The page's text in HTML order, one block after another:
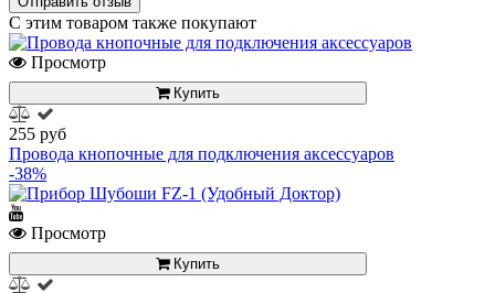
С этим товаром также покупают
Просмотр
Купить
255 руб
Провода кнопочные для подключения аксессуаров
-38%
Просмотр
Купить